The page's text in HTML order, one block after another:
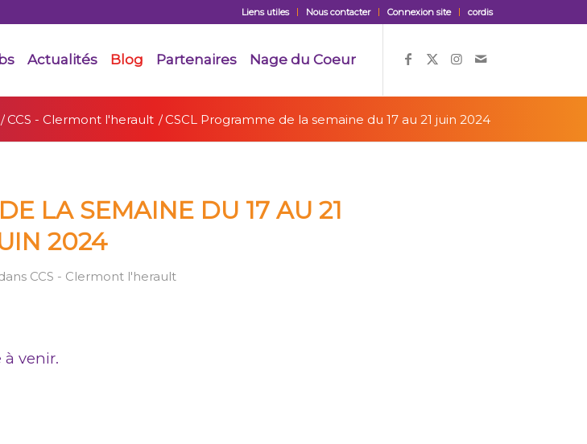
Liens utiles Nous contacter Connexion site cordis
Actualités Blog Partenaires Nage du Coeur
/ CCS - Clermont l'herault / CSCL Programme de la semaine du 17 au 21 juin 2024
LA SEMAINE DU 17 AU 21
2024
CCS - Clermont l'herault
venir.